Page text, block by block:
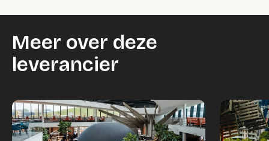
Meer over deze
leverancier